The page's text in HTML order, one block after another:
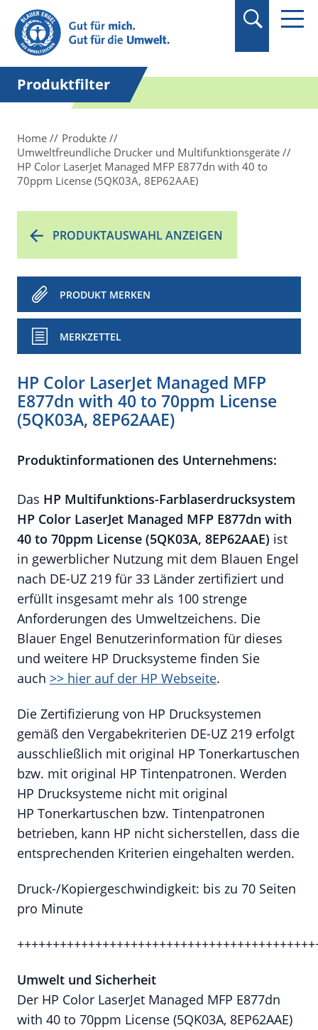
Produktfilter
Home
Produkte
Umweltfreundliche Drucker und Multifunktionsgeräte
HP Color LaserJet Managed MFP E877dn with 40 to
70ppm License (5QK03A, 8EP62AAE)
PRODUKTAUSWAHL ANZEIGEN
PRODUKT MERKEN
MERKZETTEL
HP Color LaserJet Managed MFP
E877dn with 40 to 70ppm License
(5QK03A, 8EP62AAE)
Produktinformationen des Unternehmens:
Das HP Multifunktions-Farblaserdrucksystem
HP Color LaserJet Managed MFP E877dn with
40 to 70ppm License (5QK03A, 8EP62AAE) ist
in gewerblicher Nutzung mit dem Blauen Engel
nach DE-UZ 219 für 33 Länder zertifiziert und
erfüllt insgesamt mehr als 100 strenge
Anforderungen des Umweltzeichens. Die
Blauer Engel Benutzerinformation für dieses
und weitere HP Drucksysteme finden Sie
auch >> hier auf der HP Webseite.
Die Zertifizierung von HP Drucksystemen
gemäß den Vergabekriterien DE-UZ 219 erfolgt
ausschließlich mit original HP Tonerkartuschen
bzw. mit original HP Tintenpatronen. Werden
HP Drucksysteme nicht mit original
HP Tonerkartuschen bzw. Tintenpatronen
betrieben, kann HP nicht sicherstellen, dass die
entsprechenden Kriterien eingehalten werden.
Druck-/Kopiergeschwindigkeit: bis zu 70 Seiten
pro Minute
Umwelt und Sicherheit
Der HP Color LaserJet Managed MFP E877dn
with 40 to 70ppm License (5QK03A, 8EP62AAE)